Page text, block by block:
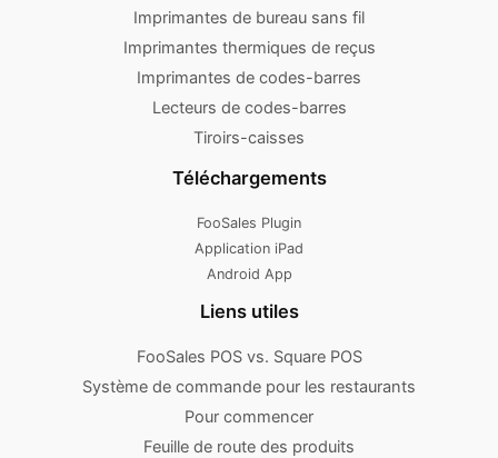
Imprimantes de bureau sans fil
Imprimantes thermiques de reçus
Imprimantes de codes-barres
Lecteurs de codes-barres
Tiroirs-caisses
Téléchargements
FooSales Plugin
Application iPad
Android App
Liens utiles
FooSales POS vs. Square POS
Système de commande pour les restaurants
Pour commencer
Feuille de route des produits